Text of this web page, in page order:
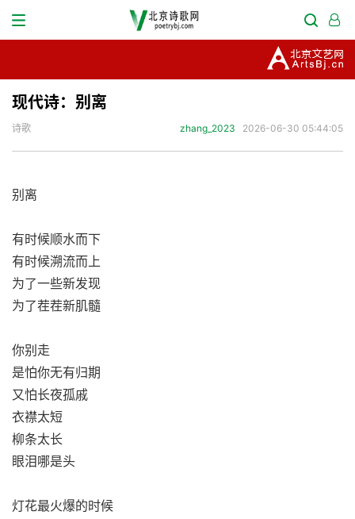
现代诗：别离
诗歌 zhang_2023 2026-06-30 05:44:05
别离
有时候顺水而下
有时候溯流而上
为了一些新发现
为了茬茬新肌髓
你别走
是怕你无有归期
又怕长夜孤戚
衣襟太短
柳条太长
眼泪哪是头
灯花最火爆的时候